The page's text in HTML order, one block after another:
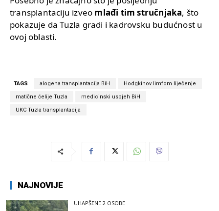
transplantaciju izveo mlađi tim stručnjaka, što
pokazuje da Tuzla gradi i kadrovsku budućnost u
ovoj oblasti.
TAGS alogena transplantacija BiH Hodgkinov limfom liječenje
matične ćelije Tuzla medicinski uspjeh BiH
UKC Tuzla transplantacija
NAJNOVIJE
UHAPŠENE 2 OSOBE